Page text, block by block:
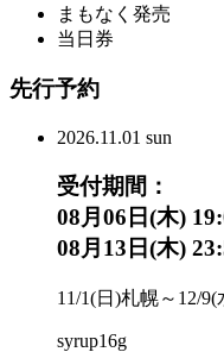
まもなく発売
当日券
先行予約
2026.11.01 sun
受付期間：
08月06日(木)
08月13日(木)
11/1(日)札幌～12/
syrup16g